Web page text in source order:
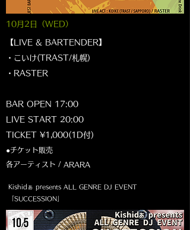
10月2日（WED）
【LIVE & BARTENDER】
・こいけ(TRAST/札幌)
・RASTER
BAR OPEN 17:00
LIVE START 20:00
TICKET ¥1,000(1D付)
●チケット販売
各アーティスト / ARARA
Kishidぁ presents ALL GENRE DJ EVENT
「SUCCESSION」